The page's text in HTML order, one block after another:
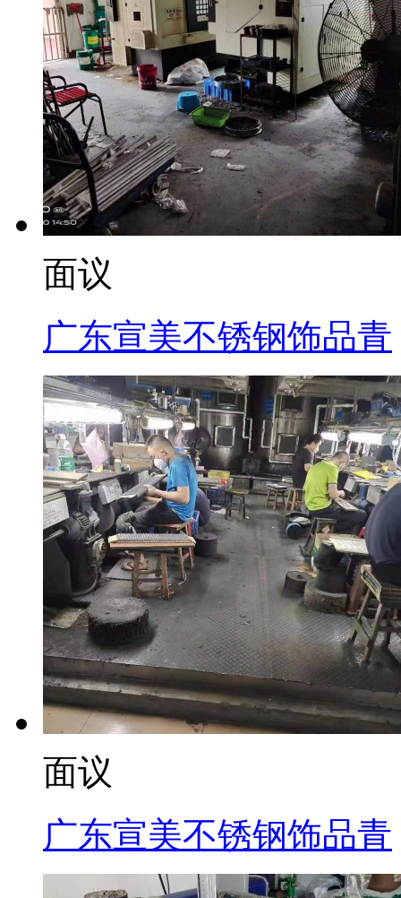
面议
广东宣美不锈钢饰品青
面议
广东宣美不锈钢饰品青